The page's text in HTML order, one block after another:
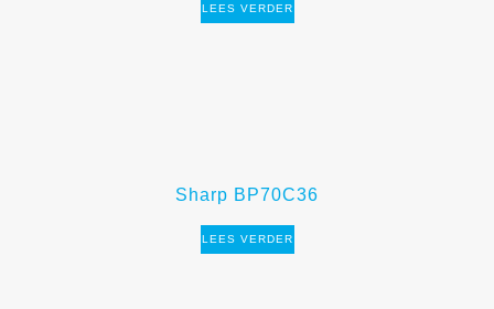
LEES VERDER
Sharp BP70C36
LEES VERDER